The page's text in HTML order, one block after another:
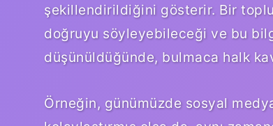
şekillendirildiğini gösterir. Bir
doğruyu söyleyebileceği ve bu
düşünüldüğünde, bulmaca halk
Örneğin, günümüzde sosyal